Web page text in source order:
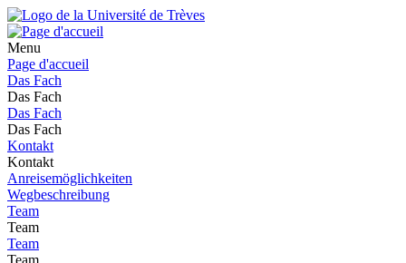
Menu
Page d'accueil
Das Fach
Das Fach
Das Fach
Das Fach
Kontakt
Kontakt
Anreisemöglichkeiten
Wegbeschreibung
Team
Team
Team
Team